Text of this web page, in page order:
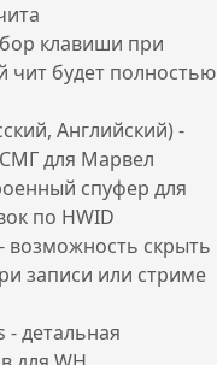
клавиши при
чит будет полностью
Английский) -
для Марвел
спуфер для
по HWID
возможность скрыть
записи или стриме
- детальная